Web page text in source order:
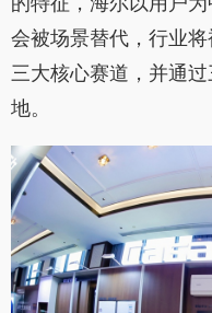
会被场景替代，行业
三大核心赛道，并通
地。